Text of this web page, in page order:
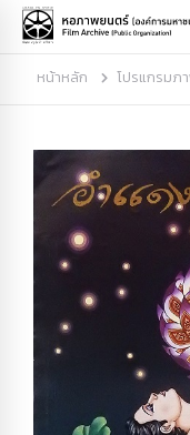
หน้าหลัก โปรแกรมภ